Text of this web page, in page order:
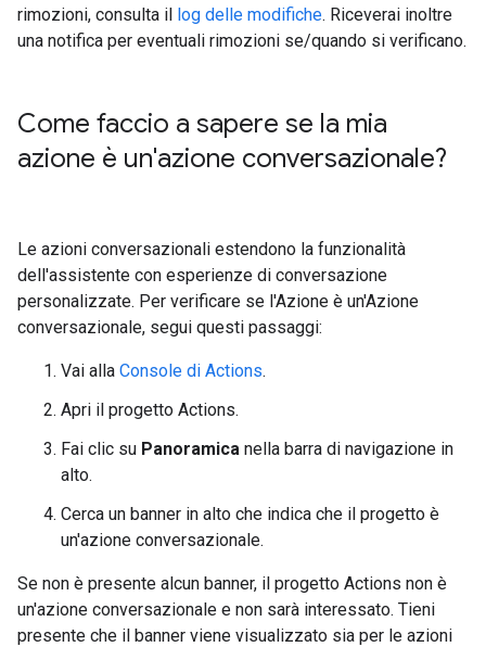
rimozioni, consulta il log delle modifiche. Riceverai inoltre
una notifica per eventuali rimozioni se/quando si verificano.
Come faccio a sapere se la mia
azione è un'azione conversazionale?
Le azioni conversazionali estendono la funzionalità
dell'assistente con esperienze di conversazione
personalizzate. Per verificare se l'Azione è un'Azione
conversazionale, segui questi passaggi:
Vai alla Console di Actions.
Apri il progetto Actions.
Fai clic su Panoramica nella barra di navigazione in
alto.
Cerca un banner in alto che indica che il progetto è
un'azione conversazionale.
Se non è presente alcun banner, il progetto Actions non è
un'azione conversazionale e non sarà interessato. Tieni
presente che il banner viene visualizzato sia per le azioni